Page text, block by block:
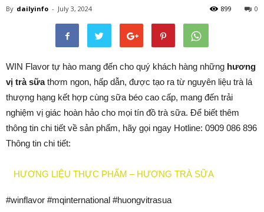
By dailyinfo - July 3, 2024 0
899
WIN Flavor tự hào mang đến cho quý khách hàng những hương
vị trà sữathơm ngon, hấp dẫn, được tạo ra từ nguyên liệu trà lá
thượng hạng kết hợp cùng sữa béo cao cấp, mang đến trải
nghiệm vị giác hoàn hảo cho mọi tín đồ trà sữa. Để biết thêm
thông tin chi tiết về sản phẩm, hãy gọi ngay Hotline: 0909 086 896
Thông tin chi tiết:
HƯƠNG LIỆU THỰC PHẨM – HƯƠNG TRÀ SỮA
#winflavor #mqinternational #huongvitrasua